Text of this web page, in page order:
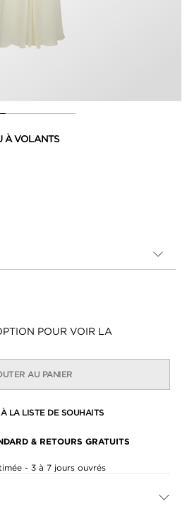
À VOLANTS
POUR VOIR LA
AU PANIER
LA LISTE DE SOUHAITS
& RETOURS GRATUITS
- 3 à 7 jours ouvrés